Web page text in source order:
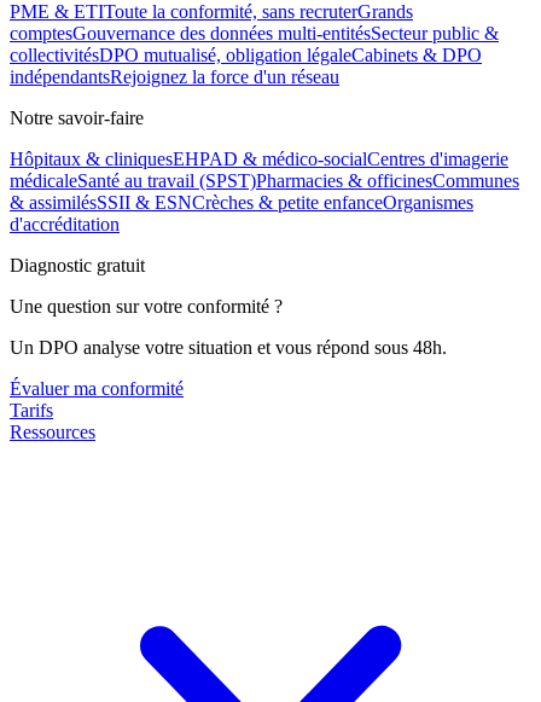
PME & ETIToute la conformité, sans recruterGrands
comptesGouvernance des données multi-entitésSecteur public &
collectivitésDPO mutualisé, obligation légaleCabinets & DPO
indépendantsRejoignez la force d'un réseau
Notre savoir-faire
Hôpitaux & cliniquesEHPAD & médico-socialCentres d'imagerie
médicaleSanté au travail (SPST)Pharmacies & officinesCommunes
& assimilésSSII & ESNCrèches & petite enfanceOrganismes
d'accréditation
Diagnostic gratuit
Une question sur votre conformité ?
Un DPO analyse votre situation et vous répond sous 48h.
Évaluer ma conformité
Tarifs
Ressources